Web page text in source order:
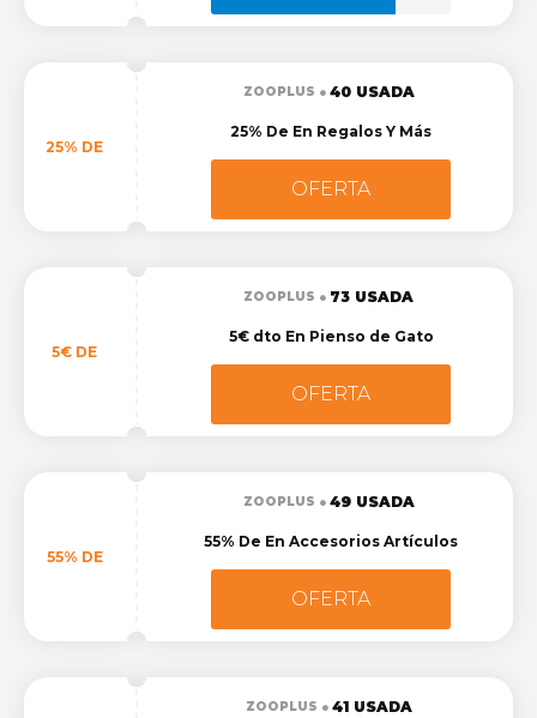
25% DE
ZOOPLUS 40 USADA
25% De En Regalos Y Más
OFERTA
5€ DE
ZOOPLUS 73 USADA
5€ dto En Pienso de Gato
OFERTA
55% DE
ZOOPLUS 49 USADA
55% De En Accesorios Artículos
OFERTA
ZOOPLUS 41 USADA